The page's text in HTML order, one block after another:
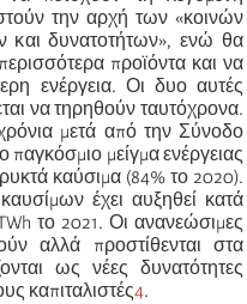
την αρχή των «κοινών
και δυνατοτήτων», ενώ θα
προϊόντα και να
ενέργεια. Οι δυο αυτές
να τηρηθούν ταυτόχρονα.
μετά από την Σύνοδο
παγκόσμιο μείγμα ενέργειας
καύσιμα (84% το 2020).
έχει αυξηθεί κατά
το 2021. Οι ανανεώσιμες
αλλά προστίθενται στα
ως νέες δυνατότητες
καπιταλιστές4.